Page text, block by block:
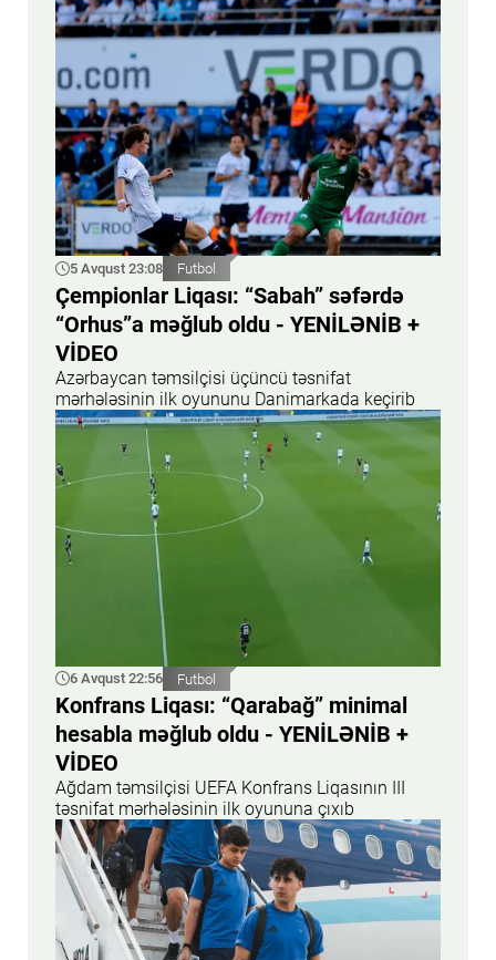
5 Avqust 23:08 Futbol
Çempionlar Liqası: “Sabah” səfərdə
“Orhus”a məğlub oldu - YENİLƏNİB +
VİDEO
Azərbaycan təmsilçisi üçüncü təsnifat
mərhələsinin ilk oyununu Danimarkada keçirib
6 Avqust 22:56 Futbol
Konfrans Liqası: “Qarabağ” minimal
hesabla məğlub oldu - YENİLƏNİB +
VİDEO
Ağdam təmsilçisi UEFA Konfrans Liqasının III
təsnifat mərhələsinin ilk oyununa çıxıb